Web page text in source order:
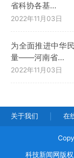
省科协各基…
2022年11月03日
为全面推进中华
量——河南省…
2022年11月03日
关于我们 在
科技新闻网版